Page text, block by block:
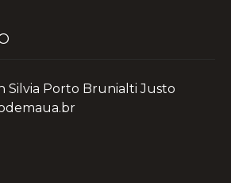
Silvia Porto Brunialti Justo